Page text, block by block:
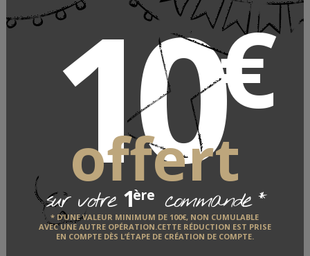
10€
offert
sur votre 1ère commande*
* D’UNE VALEUR MINIMUM DE 100€, NON CUMULABLE
AVEC UNE AUTRE OPÉRATION.CETTE RÉDUCTION EST PRISE
EN COMPTE DÈS L’ÉTAPE DE CRÉATION DE COMPTE.
AJOUTER AU PANIER
Délai de fabrication et d'expédition : 5 jours
REF : 303782
Culotte